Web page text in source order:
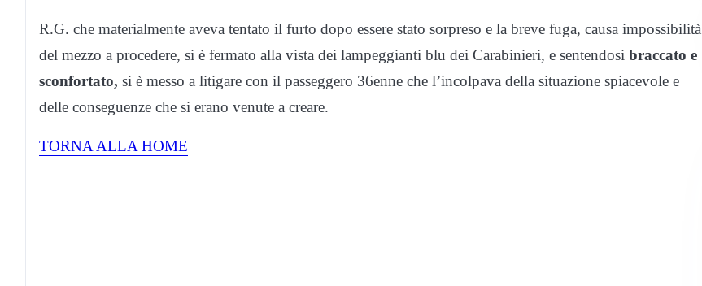
R.G. che materialmente aveva tentato il furto dopo essere stato sorpreso e la breve fuga, causa impossibilità
del mezzo a procedere, si è fermato alla vista dei lampeggianti blu dei Carabinieri, e sentendosi braccato e
sconfortato, si è messo a litigare con il passeggero 36enne che l’incolpava della situazione spiacevole e
delle conseguenze che si erano venute a creare.
TORNA ALLA HOME